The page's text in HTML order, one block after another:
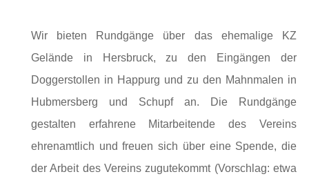
Wir bieten Rundgänge über das ehemalige KZ
Gelände in Hersbruck, zu den Eingängen der
Doggerstollen in Happurg und zu den Mahnmalen in
Hubmersberg und Schupf an. Die Rundgänge
gestalten erfahrene Mitarbeitende des Vereins
ehrenamtlich und freuen sich über eine Spende, die
der Arbeit des Vereins zugutekommt (Vorschlag: etwa